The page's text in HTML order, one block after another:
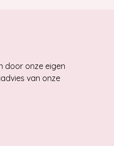
door onze eigen
van onze